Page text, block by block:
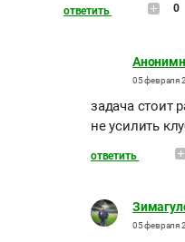
ответить 0
05 февраля
задача стоит
не усилить
ответить
05 февраля